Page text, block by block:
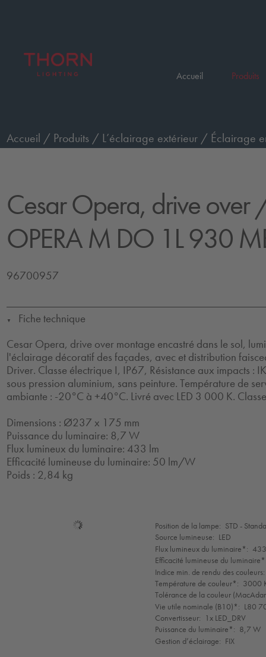
Accueil Produits
Accueil / Produits / L’éclairage extérieur / Éclairage
Cesar Opera, drive over/
OPERA M DO 1L 930
96700957
▼
Fiche technique
Cesar Opera, drive over montage encastré dans le sol,
l'éclairage décoratif des façades, avec et distribution
Driver. Classe électrique I, IP67, Résistance aux impacts :
sous pression aluminium, sans peinture. Température de
ambiante : -20°C à +40°C. Livré avec LED 3 000 K.
Dimensions : Ø237 x 175 mm
Puissance du luminaire: 8,7 W
Flux lumineux du luminaire: 433 lm
Efficacité lumineuse du luminaire: 50 lm/W
Poids : 2,84 kg
Sélection
de
mode
Position de la lampe: STD -
Source lumineuse: LED
Flux lumineux du luminaire*:
Efficacité lumineuse du
Indice min. de rendu des couleurs:
Température de couleur*: 3000
Tolérance de la couleur
Vie utile nominale (B10)*: L80
Convertisseur: 1x LED_DRV
Puissance du luminaire*: 8,7 W
Gestion d’éclairage: FIX